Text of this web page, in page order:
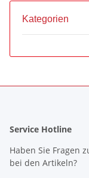
Kategorien
Service Hotline
Haben Sie Fragen
bei den Artikeln?